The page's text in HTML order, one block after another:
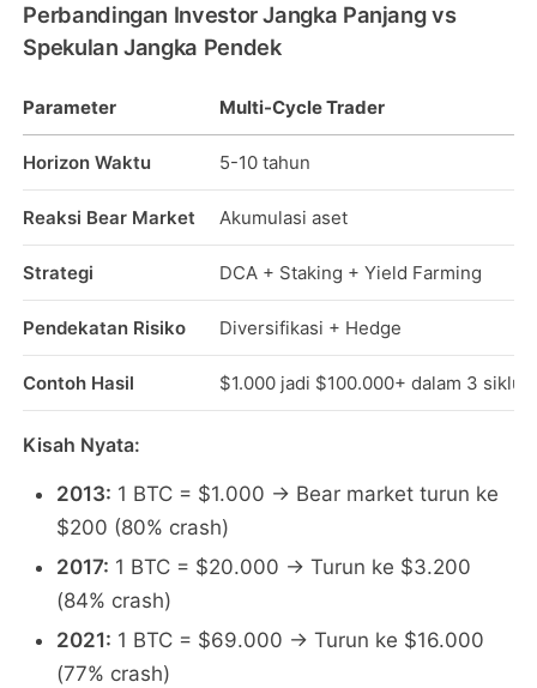
Perbandingan Investor Jangka Panjang vs
Spekulan Jangka Pendek
Parameter Multi-Cycle Trader
Horizon Waktu 5-10 tahun
Reaksi Bear Market Akumulasi aset
Strategi DCA + Staking + Yield Farming
Pendekatan Risiko Diversifikasi + Hedge
Contoh Hasil $1.000 jadi $100.000+ dalam 3 siklus
Kisah Nyata:
2013: 1 BTC = $1.000 → Bear market turun ke
$200 (80% crash)
2017: 1 BTC = $20.000 → Turun ke $3.200
(84% crash)
2021: 1 BTC = $69.000 → Turun ke $16.000
(77% crash)